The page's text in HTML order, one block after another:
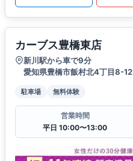
カーブス豊橋東店
新川駅から車で9分
愛知県豊橋市飯村北4丁目8-12
駐車場 無料体験
営業時間
平日 10:00〜13:00